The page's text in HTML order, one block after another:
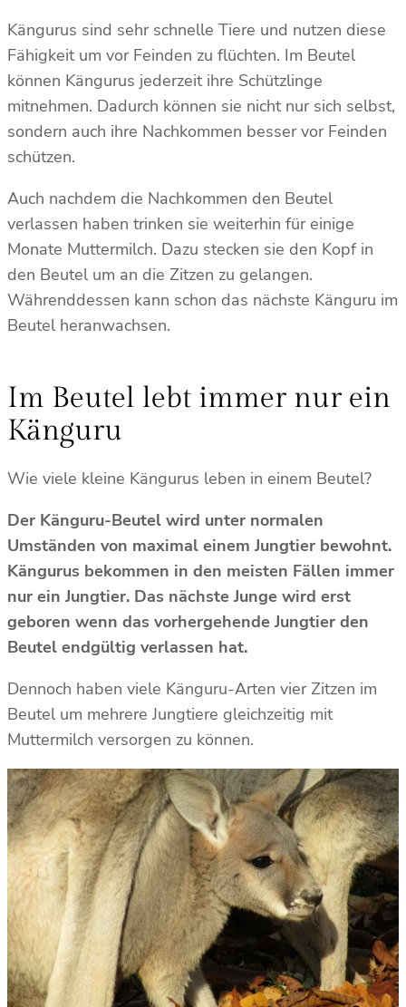
Kängurus sind sehr schnelle Tiere und nutzen diese
Fähigkeit um vor Feinden zu flüchten. Im Beutel
können Kängurus jederzeit ihre Schützlinge
mitnehmen. Dadurch können sie nicht nur sich selbst,
sondern auch ihre Nachkommen besser vor Feinden
schützen.
Auch nachdem die Nachkommen den Beutel
verlassen haben trinken sie weiterhin für einige
Monate Muttermilch. Dazu stecken sie den Kopf in
den Beutel um an die Zitzen zu gelangen.
Währenddessen kann schon das nächste Känguru im
Beutel heranwachsen.
Im Beutel lebt immer nur ein
Känguru
Wie viele kleine Kängurus leben in einem Beutel?
Der Känguru-Beutel wird unter normalen
Umständen von maximal einem Jungtier bewohnt.
Kängurus bekommen in den meisten Fällen immer
nur ein Jungtier. Das nächste Junge wird erst
geboren wenn das vorhergehende Jungtier den
Beutel endgültig verlassen hat.
Dennoch haben viele Känguru-Arten vier Zitzen im
Beutel um mehrere Jungtiere gleichzeitig mit
Muttermilch versorgen zu können.